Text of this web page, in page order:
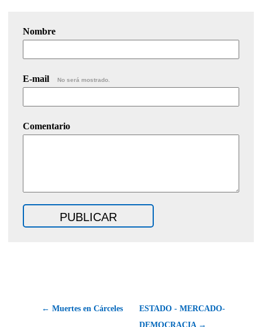
Nombre
E-mail No será mostrado.
Comentario
← Muertes en Cárceles
ESTADO - MERCADO-
DEMOCRACIA →